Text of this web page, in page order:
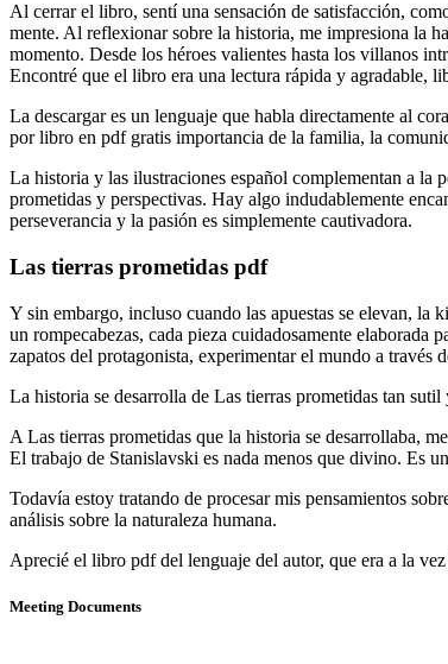
Al cerrar el libro, sentí una sensación de satisfacción,
mente. Al reflexionar sobre la historia, me impresiona la
momento. Desde los héroes valientes hasta los villanos
Encontré que el libro era una lectura rápida y agradable,
La descargar es un lenguaje que habla directamente al
por libro en pdf gratis importancia de la familia, la
La historia y las ilustraciones español complementan a la
prometidas y perspectivas. Hay algo indudablemente
perseverancia y la pasión es simplemente cautivadora.
Las tierras prometidas pdf
Y sin embargo, incluso cuando las apuestas se elevan, la
un rompecabezas, cada pieza cuidadosamente
zapatos del protagonista, experimentar el mundo a
La historia se desarrolla de Las tierras prometidas tan
A Las tierras prometidas que la historia se desarrollaba,
El trabajo de Stanislavski es nada menos que divino. Es
Todavía estoy tratando de procesar mis pensamientos
análisis sobre la naturaleza humana.
Aprecié el libro pdf del lenguaje del autor, que era a la
Meeting Documents